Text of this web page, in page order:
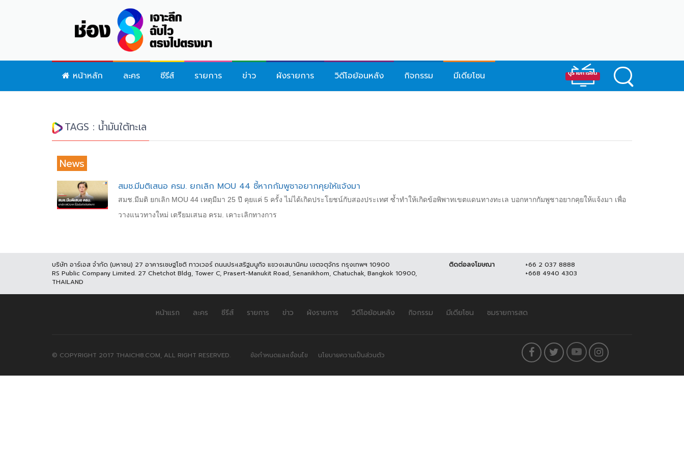
หน้าหลัก ละคร ซีรีส์ รายการ ข่าว ผังรายการ วิดีโอย้อนหลัง กิจกรรม มีเดียโซน
TAGS : น้ำมันใต้ทะเล
News
สมช.มีมติเสนอ ครม. ยกเลิก MOU 44 ชี้หากกัมพูชาอยากคุยให้แจ้งมา
สมช.มีมติ ยกเลิก MOU 44 เหตุมีมา 25 ปี คุยแค่ 5 ครั้ง ไม่ได้เกิดประโยชน์กับสองประเทศ ซ้ำทำให้เกิดข้อพิพาทเขตแดนทางทะเล บอกหากกัมพูชาอยากคุยให้แจ้งมา เพื่อ
วางแนวทางใหม่ เตรียมเสนอ ครม. เคาะเลิกทางการ
บริษัท อาร์เอส จำกัด (มหาชน) 27 อาคารเชษฐโชติ ทาวเวอร์ ถนนประเสริฐมนูกิจ แขวงเสนานิคม เขตจตุจักร กรุงเทพฯ 10900
RS Public Company Limited. 27 Chetchot Bldg, Tower C, Prasert-Manukit Road, Senanikhom, Chatuchak, Bangkok 10900,
THAILAND
ติดต่อลงโฆษณา
+66 2 037 8888
+668 4940 4303
หน้าแรก ละคร ซีรีส์ รายการ ข่าว ผังรายการ วิดีโอย้อนหลัง กิจกรรม มีเดียโซน ชมรายการสด
© COPYRIGHT 2017 THAICH8.COM, ALL RIGHT RESERVED. ข้อกำหนดและเงื่อนไข นโยบายความเป็นส่วนตัว